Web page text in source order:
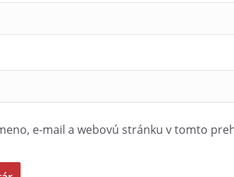
e-mail a webovú stránku v tomto